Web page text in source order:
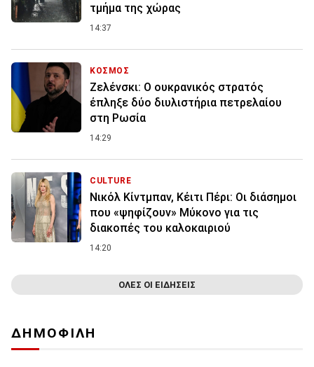
τμήμα της χώρας
14:37
ΚΟΣΜΟΣ
Ζελένσκι: O ουκρανικός στρατός
έπληξε δύο διυλιστήρια πετρελαίου
στη Ρωσία
14:29
CULTURE
Νικόλ Κίντμπαν, Κέιτι Πέρι: Οι διάσημοι
που «ψηφίζουν» Μύκονο για τις
διακοπές του καλοκαιριού
14:20
ΟΛΕΣ ΟΙ ΕΙΔΗΣΕΙΣ
ΔΗΜΟΦΙΛΗ